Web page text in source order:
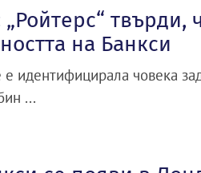
твърди,
на Банкси
идентифицирала човека
...